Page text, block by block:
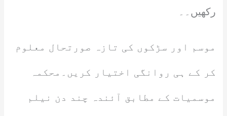
رکھیں۔۔
موسم اور سڑکوں کی تازہ صورتحال معلوم
کر کے ہی روانگی اختیار کریں۔محکمہ
موسمیات کے مطابق آئندہ چند دن نیلم